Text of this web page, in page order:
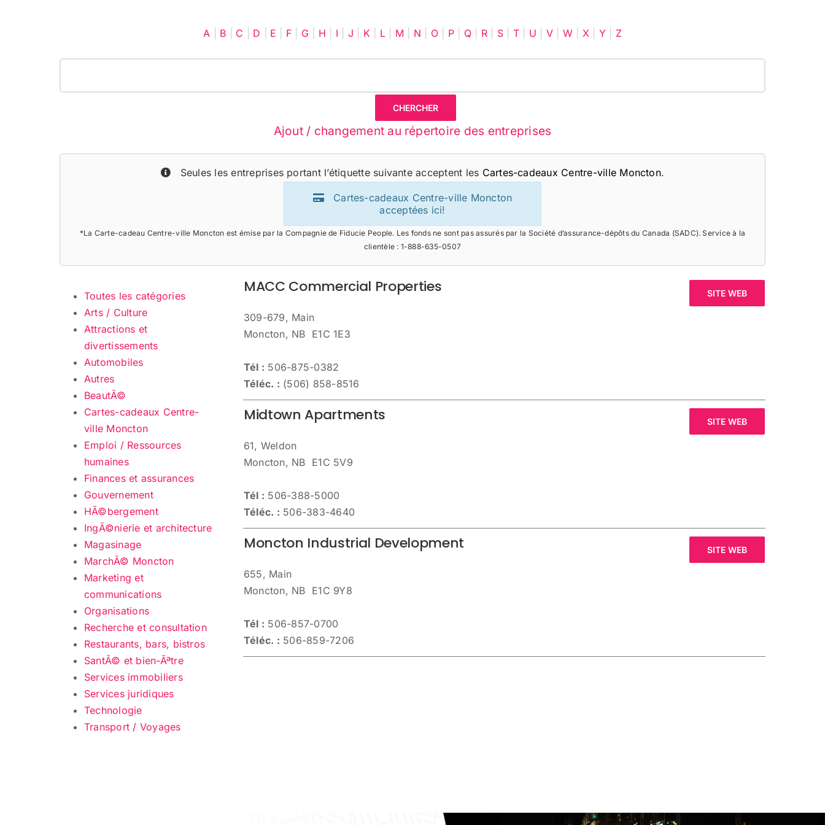
A B C D E F G H I J K L M N O P Q R S T U V| W| X Y| Z
Ajout / changement au répertoire des entreprises
Seules les entreprises portant l’étiquette suivante acceptent les Cartes-cadeaux Centre-ville Moncton.
Cartes-cadeaux Centre-ville Moncton
acceptées ici!
*La Carte-cadeau Centre-ville Moncton est émise par la Compagnie de Fiducie People. Les fonds ne sont pas assurés par la Société d’assurance-dépôts du Canada (SADC). Service à la
clientèle : 1-888-635-0507
Toutes les catégories
Arts / Culture
Attractions et
divertissements
Automobiles
Autres
BeautÃ©
Cartes-cadeaux Centre-
ville Moncton
Emploi / Ressources
humaines
Finances et assurances
Gouvernement
HÃ©bergement
IngÃ©nierie et architecture
Magasinage
MarchÃ© Moncton
Marketing et
communications
Organisations
Recherche et consultation
Restaurants, bars, bistros
SantÃ© et bien-Ãªtre
Services immobiliers
Services juridiques
Technologie
Transport / Voyages
MACC Commercial Properties SITE WEB
309-679, Main
Moncton, NB E1C 1E3
Tél : 506-875-0382
Téléc. : (506) 858-8516
Midtown Apartments SITE WEB
61, Weldon
Moncton, NB E1C 5V9
Tél : 506-388-5000
Téléc. : 506-383-4640
Moncton Industrial Development SITE WEB
655, Main
Moncton, NB E1C 9Y8
Tél : 506-857-0700
Téléc. : 506-859-7206